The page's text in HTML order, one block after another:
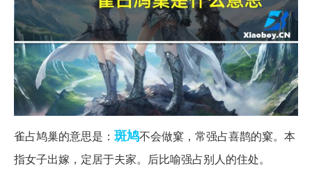
雀占鸠巢的意思是： 斑鸠不会做窠，常强占喜鹊的窠。本
指女子出嫁，定居于夫家。后比喻强占别人的住处。